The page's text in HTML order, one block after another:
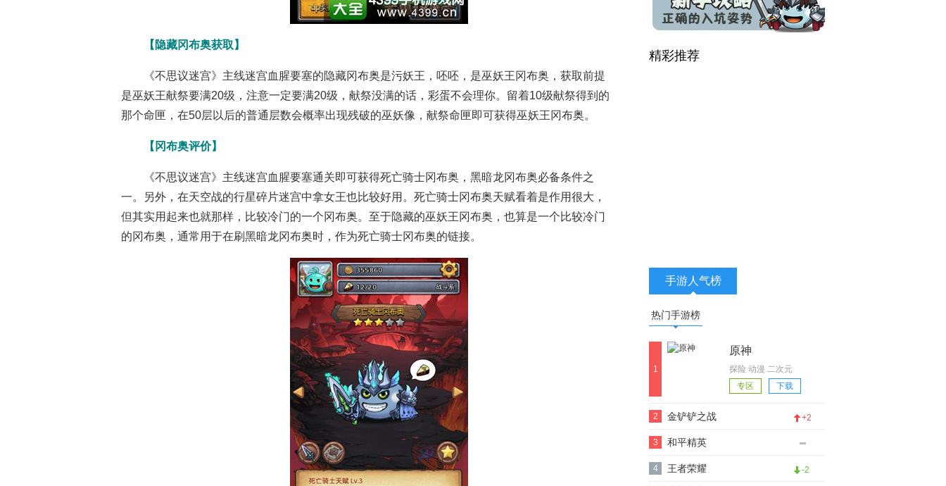
【隐藏冈布奥获取】
《不思议迷宫》主线迷宫血腥要塞的隐藏冈布奥是污妖王，呸呸，是巫妖王冈布奥，获取前提
是巫妖王献祭要满20级，注意一定要满20级，献祭没满的话，彩蛋不会理你。留着10级献祭得到的
那个命匣，在50层以后的普通层数会概率出现残破的巫妖像，献祭命匣即可获得巫妖王冈布奥。
【冈布奥评价】
《不思议迷宫》主线迷宫血腥要塞通关即可获得死亡骑士冈布奥，黑暗龙冈布奥必备条件之
一。另外，在天空战的行星碎片迷宫中拿女王也比较好用。死亡骑士冈布奥天赋看着是作用很大，
但其实用起来也就那样，比较冷门的一个冈布奥。至于隐藏的巫妖王冈布奥，也算是一个比较冷门
的冈布奥，通常用于在刷黑暗龙冈布奥时，作为死亡骑士冈布奥的链接。
精彩推荐
手游人气榜
热门手游榜
1
原神
探险 动漫 二次元
专区
下载
2 金铲铲之战 +2
3 和平精英
4 王者荣耀 -2